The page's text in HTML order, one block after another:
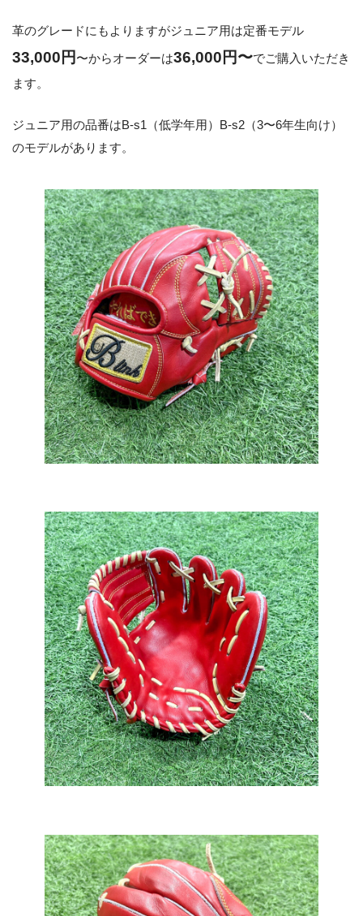
革のグレードにもよりますがジュニア用は定番モデル
33,000円 〜からオーダーは36,000円〜でご購入いただき
ます。
ジュニア用の品番はB-s1（低学年用）B-s2（3〜6年生向け）
のモデルがあります。